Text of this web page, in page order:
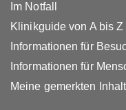
Im Notfall
Klinikguide von A bis Z
Informationen für
Informationen für
Meine gemerkten